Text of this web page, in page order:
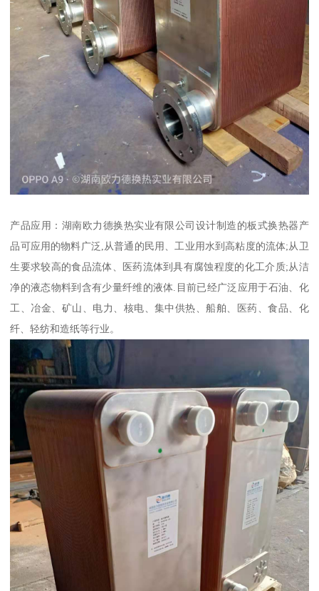
产品应用：湖南欧力德换热实业有限公司设计制造的板式换热器产
品可应用的物料广泛,从普通的民用、工业用水到高粘度的流体;从卫
生要求较高的食品流体、医药流体到具有腐蚀程度的化工介质;从洁
净的液态物料到含有少量纤维的液体.目前已经广泛应用于石油、化
工、冶金、矿山、电力、核电、集中供热、船舶、医药、食品、化
纤、轻纺和造纸等行业。